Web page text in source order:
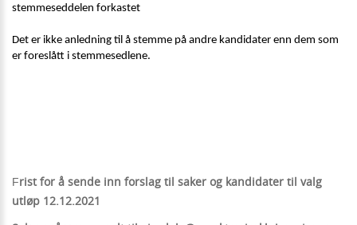
stemmeseddelen forkastet
Det er ikke anledning til å stemme på andre kandidater enn dem som
er foreslått i stemmesedlene.
Frist for å sende inn forslag til saker og kandidater til valg
utløp 12.12.2021